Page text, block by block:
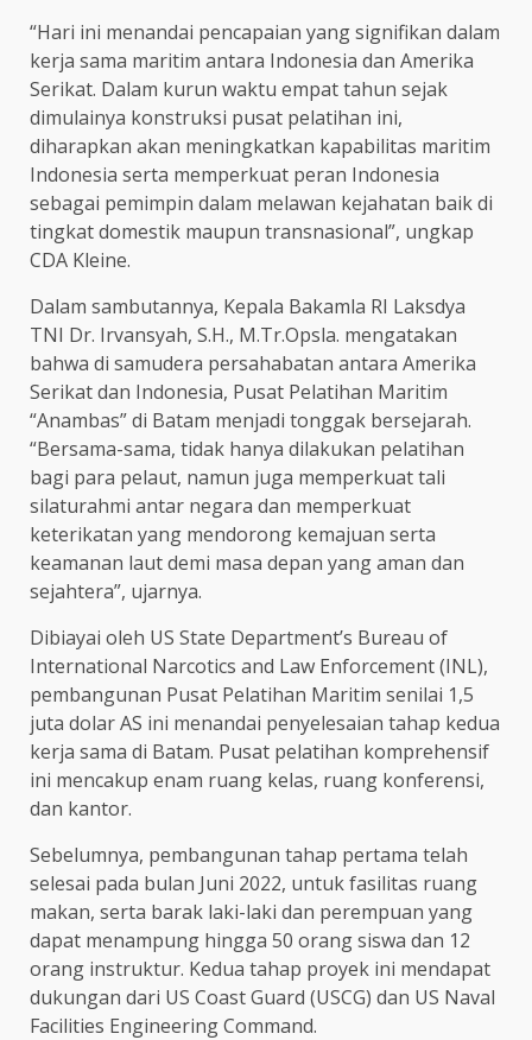
“Hari ini menandai pencapaian yang signifikan dalam
kerja sama maritim antara Indonesia dan Amerika
Serikat. Dalam kurun waktu empat tahun sejak
dimulainya konstruksi pusat pelatihan ini,
diharapkan akan meningkatkan kapabilitas maritim
Indonesia serta memperkuat peran Indonesia
sebagai pemimpin dalam melawan kejahatan baik di
tingkat domestik maupun transnasional”, ungkap
CDA Kleine.
Dalam sambutannya, Kepala Bakamla RI Laksdya
TNI Dr. Irvansyah, S.H., M.Tr.Opsla. mengatakan
bahwa di samudera persahabatan antara Amerika
Serikat dan Indonesia, Pusat Pelatihan Maritim
“Anambas” di Batam menjadi tonggak bersejarah.
“Bersama-sama, tidak hanya dilakukan pelatihan
bagi para pelaut, namun juga memperkuat tali
silaturahmi antar negara dan memperkuat
keterikatan yang mendorong kemajuan serta
keamanan laut demi masa depan yang aman dan
sejahtera”, ujarnya.
Dibiayai oleh US State Department’s Bureau of
International Narcotics and Law Enforcement (INL),
pembangunan Pusat Pelatihan Maritim senilai 1,5
juta dolar AS ini menandai penyelesaian tahap kedua
kerja sama di Batam. Pusat pelatihan komprehensif
ini mencakup enam ruang kelas, ruang konferensi,
dan kantor.
Sebelumnya, pembangunan tahap pertama telah
selesai pada bulan Juni 2022, untuk fasilitas ruang
makan, serta barak laki-laki dan perempuan yang
dapat menampung hingga 50 orang siswa dan 12
orang instruktur. Kedua tahap proyek ini mendapat
dukungan dari US Coast Guard (USCG) dan US Naval
Facilities Engineering Command.